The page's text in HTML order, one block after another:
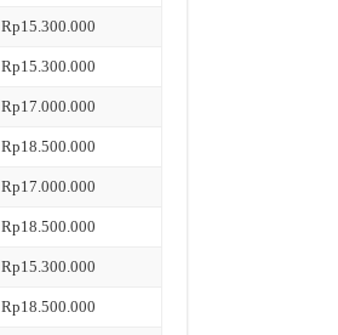
Rp15.300.000
Rp15.300.000
Rp17.000.000
Rp18.500.000
Rp17.000.000
Rp18.500.000
Rp15.300.000
Rp18.500.000